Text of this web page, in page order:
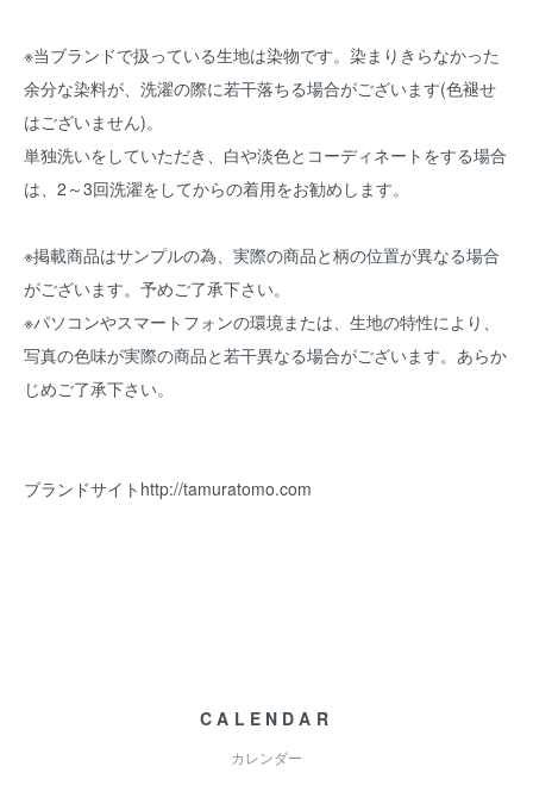
※当ブランドで扱っている生地は染物です。染まりきらなかった
余分な染料が、洗濯の際に若干落ちる場合がございます(色褪せ
はございません)。
単独洗いをしていただき、白や淡色とコーディネートをする場合
は、2～3回洗濯をしてからの着用をお勧めします。
※掲載商品はサンプルの為、実際の商品と柄の位置が異なる場合
がございます。予めご了承下さい。
※パソコンやスマートフォンの環境または、生地の特性により、
写真の色味が実際の商品と若干異なる場合がございます。あらか
じめご了承下さい。
ブランドサイト http://tamuratomo.com
CALENDAR
カレンダー